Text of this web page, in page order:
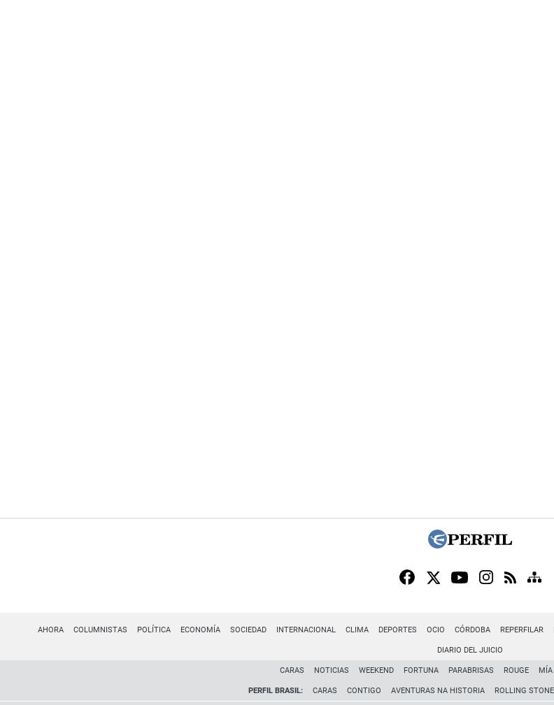
AHORA COLUMNISTAS POLÍTICA ECONOMÍA SOCIEDAD INTERNACIONAL CLIMA DEPORTES OCIO CÓRDOBA REPERFILAR
DIARIO DEL JUICIO
CARAS NOTICIAS WEEKEND FORTUNA PARABRISAS ROUGE MÍA
PERFIL BRASIL: CARAS CONTIGO AVENTURAS NA HISTORIA ROLLING STONE